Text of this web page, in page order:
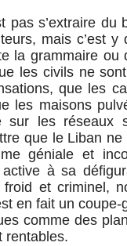
pas s’extraire du
mais c’est y
la grammaire ou
les civils ne
que les
les maisons
sur les réseaux
que le Liban
géniale et
à sa
et criminel,
en fait un
comme des
rentables.